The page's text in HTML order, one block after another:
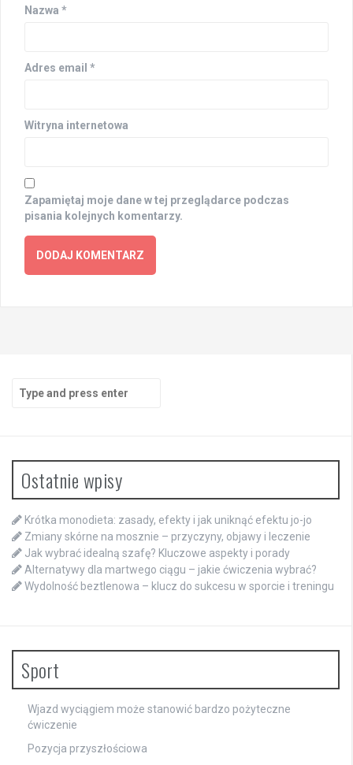
Nazwa *
Adres email *
Witryna internetowa
Zapamiętaj moje dane w tej przeglądarce podczas
pisania kolejnych komentarzy.
Search
for:
Ostatnie wpisy
Krótka monodieta: zasady, efekty i jak uniknąć efektu jo-jo
Zmiany skórne na mosznie – przyczyny, objawy i leczenie
Jak wybrać idealną szafę? Kluczowe aspekty i porady
Alternatywy dla martwego ciągu – jakie ćwiczenia wybrać?
Wydolność beztlenowa – klucz do sukcesu w sporcie i treningu
Sport
Wjazd wyciągiem może stanowić bardzo pożyteczne
ćwiczenie
Pozycja przyszłościowa